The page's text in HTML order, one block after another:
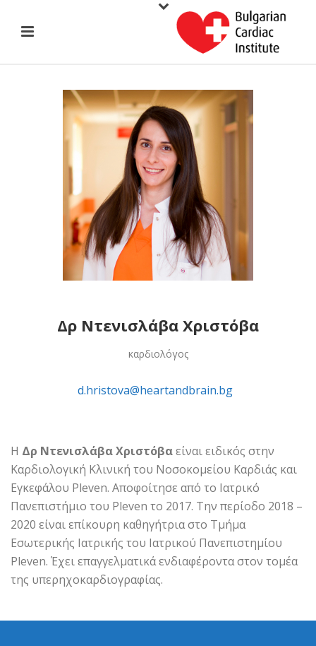
Δρ Ντενισλάβα Χριστόβα
καρδιολόγος
d.hristova@heartandbrain.bg
H Δρ Ντενισλάβα Χριστόβαείναι ειδικός στην
Καρδιολογική Κλινική του Νοσοκομείου Καρδιάς και
Εγκεφάλου Pleven. Αποφοίτησε από το Ιατρικό
Πανεπιστήμιο του Pleven το 2017. Την περίοδο 2018 –
2020 είναι επίκουρη καθηγήτρια στο Τμήμα
Εσωτερικής Ιατρικής του Ιατρικού Πανεπιστημίου
Pleven. Έχει επαγγελματικά ενδιαφέροντα στον τομέα
της υπερηχοκαρδιογραφίας.